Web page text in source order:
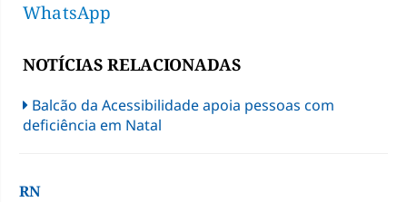
WhatsApp
NOTÍCIAS RELACIONADAS
Balcão da Acessibilidade apoia pessoas com
deficiência em Natal
RN